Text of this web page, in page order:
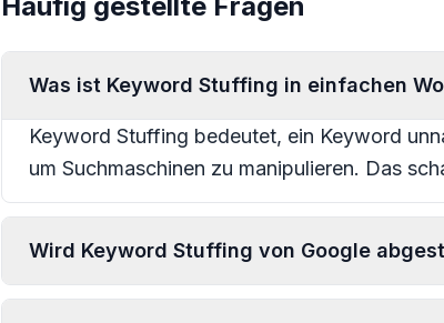
Was ist Keyword Stuffing in einfachen
Keyword Stuffing bedeutet, ein Keyword
um Suchmaschinen zu manipulieren. Das
Wird Keyword Stuffing von Google